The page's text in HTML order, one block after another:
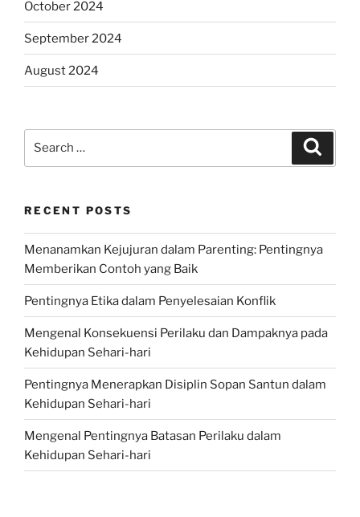
October 2024
September 2024
August 2024
RECENT POSTS
Menanamkan Kejujuran dalam Parenting: Pentingnya
Memberikan Contoh yang Baik
Pentingnya Etika dalam Penyelesaian Konflik
Mengenal Konsekuensi Perilaku dan Dampaknya pada
Kehidupan Sehari-hari
Pentingnya Menerapkan Disiplin Sopan Santun dalam
Kehidupan Sehari-hari
Mengenal Pentingnya Batasan Perilaku dalam
Kehidupan Sehari-hari